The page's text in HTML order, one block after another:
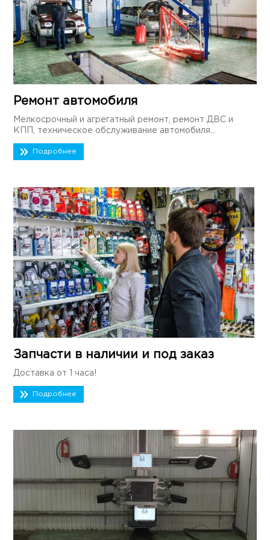
Ремонт автомобиля
Мелкосрочный и агрегатный ремонт, ремонт ДВС и
КПП, техническое обслуживание автомобиля...
Подробнее
Запчасти в наличии и под заказ
Доставка от 1 часа!
Подробнее